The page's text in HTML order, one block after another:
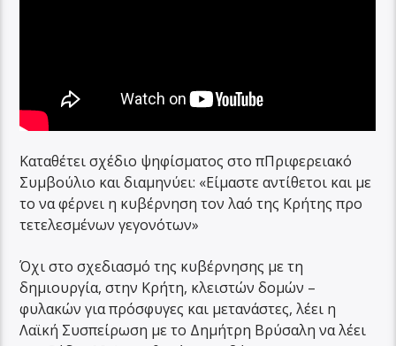
Καταθέτει σχέδιο ψηφίσματος στο πΠριφερειακό
Συμβούλιο και διαμηνύει: «Είμαστε αντίθετοι και με
το να φέρνει η κυβέρνηση τον λαό της Κρήτης προ
τετελεσμένων γεγονότων»
Όχι στο σχεδιασμό της κυβέρνησης με τη
δημιουργία, στην Κρήτη, κλειστών δομών –
φυλακών για πρόσφυγες και μετανάστες, λέει η
Λαϊκή Συσπείρωση με το Δημήτρη Βρύσαλη να λέει